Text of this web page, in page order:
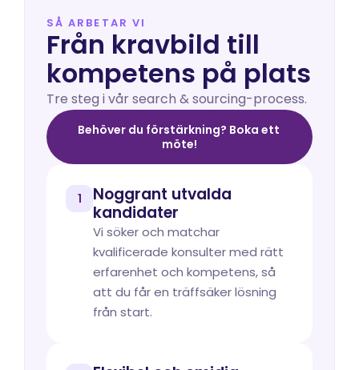
SÅ ARBETAR VI
Från kravbild till
kompetens på plats
Tre steg i vår search & sourcing-process.
Behöver du förstärkning? Boka ett
möte!
1
Noggrant utvalda
kandidater
Vi söker och matchar
kvalificerade konsulter med rätt
erfarenhet och kompetens, så
att du får en träffsäker lösning
från start.